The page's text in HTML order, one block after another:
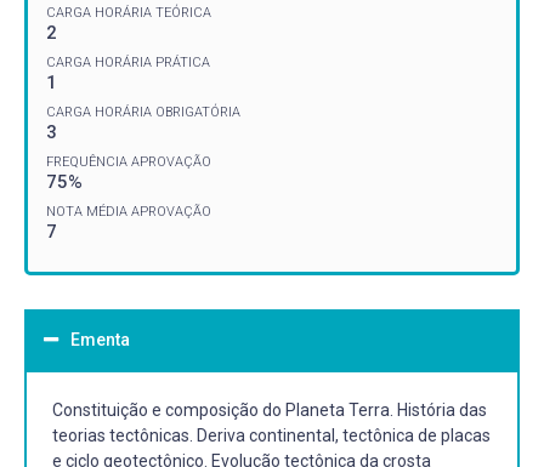
CARGA HORÁRIA TEÓRICA
2
CARGA HORÁRIA PRÁTICA
1
CARGA HORÁRIA OBRIGATÓRIA
3
FREQUÊNCIA APROVAÇÃO
75%
NOTA MÉDIA APROVAÇÃO
7
Ementa
Constituição e composição do Planeta Terra. História das
teorias tectônicas. Deriva continental, tectônica de placas
e ciclo geotectônico. Evolução tectônica da crosta